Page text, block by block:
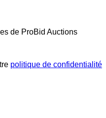
de ProBid Auctions
politique de confidentialité